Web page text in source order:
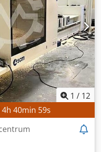
1 / 12
4h 40min 57s